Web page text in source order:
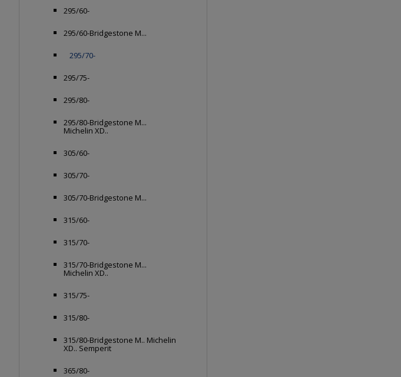
295/60-
295/60-Bridgestone M...
295/70-
295/75-
295/80-
295/80-Bridgestone M...
Michelin XD..
305/60-
305/70-
305/70-Bridgestone M...
315/60-
315/70-
315/70-Bridgestone M...
Michelin XD..
315/75-
315/80-
315/80-Bridgestone M.. Michelin
XD.. Semperit
365/80-